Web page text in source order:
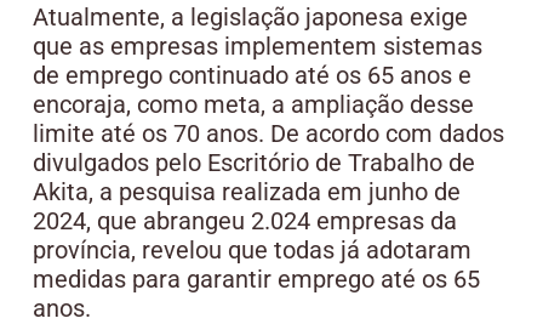
Atualmente, a legislação japonesa exige
que as empresas implementem sistemas
de emprego continuado até os 65 anos e
encoraja, como meta, a ampliação desse
limite até os 70 anos. De acordo com dados
divulgados pelo Escritório de Trabalho de
Akita, a pesquisa realizada em junho de
2024, que abrangeu 2.024 empresas da
província, revelou que todas já adotaram
medidas para garantir emprego até os 65
anos.